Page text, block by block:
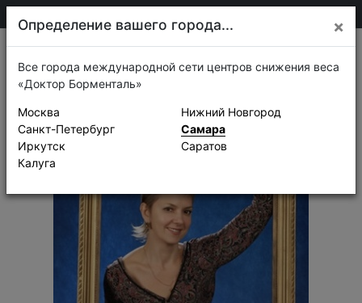
Истории успеха
Определение вашего города... ×
Все города международной сети центров снижения веса
«Доктор Борменталь»
Москва
Санкт-Петербург
Иркутск
Калуга
Нижний Новгород
Самара
Саратов